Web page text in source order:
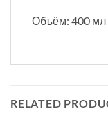
Объём: 400 мл
RELATED